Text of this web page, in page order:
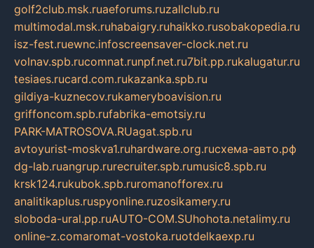
golf2club.msk.ruaeforums.ruzallclub.ru
multimodal.msk.ruhabaigry.ruhaikko.rusobakopedia.ru
isz-fest.ruewnc.infoscreensaver-clock.net.ru
volnav.spb.rucomnat.runpf.net.ru7bit.pp.rukalugatur.ru
tesiaes.rucard.com.rukazanka.spb.ru
gildiya-kuznecov.rukameryboavision.ru
griffoncom.spb.rufabrika-emotsiy.ru
PARK-MATROSOVA.RUagat.spb.ru
avtoyurist-moskva1.ruhardware.org.ruсхема-авто.рф
dg-lab.ruangrup.rurecruiter.spb.rumusic8.spb.ru
krsk124.rukubok.spb.ruromanofforex.ru
analitikaplus.ruspyonline.ruzosikamery.ru
sloboda-ural.pp.ruAUTO-COM.SUhohota.netalimy.ru
online-z.comaromat-vostoka.ruotdelkaexp.ru